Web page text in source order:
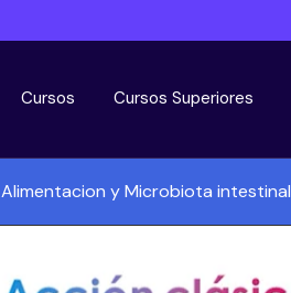
Cursos Cursos Superiores
Alimentacion y Microbiota intestinal